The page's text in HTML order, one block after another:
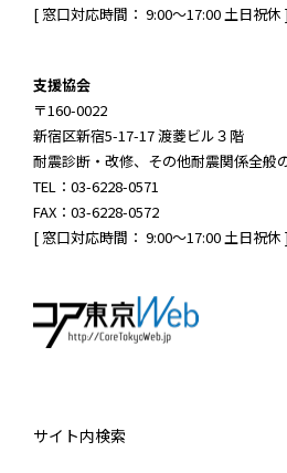
[ 窓口対応時間： 9:00～17:00 土日祝休 ]
支援協会
〒160-0022
新宿区新宿5-17-17 渡菱ビル３階
耐震診断・改修、その他耐震関係全般
TEL：03-6228-0571
FAX：03-6228-0572
[ 窓口対応時間： 9:00～17:00 土日祝休 ]
サイト内検索